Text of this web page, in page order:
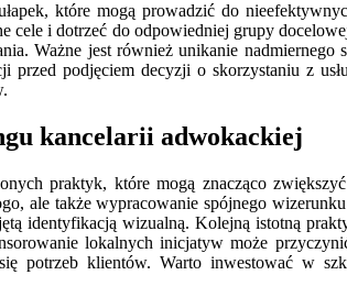
które mogą prowadzić do
cele i dotrzeć do odpowiedniej grupy
Ważne jest również unikanie
przed podjęciem decyzji o skorzystaniu z
kancelarii adwokackiej
praktyk, które mogą znacząco
ale także wypracowanie spójnego
identyfikacją wizualną. Kolejną istotną
lokalnych inicjatyw może
potrzeb klientów. Warto inwestować w